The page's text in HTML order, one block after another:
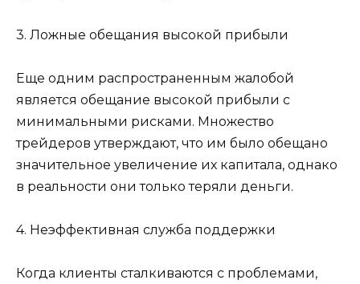
3. Ложные обещания высокой прибыли
Еще одним распространенным жалобой
является обещание высокой прибыли с
минимальными рисками. Множество
трейдеров утверждают, что им было обещано
значительное увеличение их капитала, однако
в реальности они только теряли деньги.
4. Неэффективная служба поддержки
Когда клиенты сталкиваются с проблемами,